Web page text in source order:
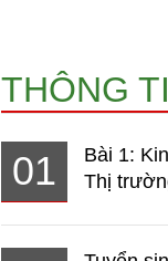
THÔNG
01
Bài 1:
Thị